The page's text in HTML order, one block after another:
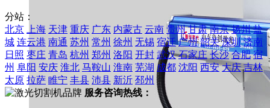
分站：
北京
上海 天津 重庆 广东 内蒙古 云南 贵州 甘肃 南京 扬州 盐
城 连云港 南通 苏州 常州 徐州 无锡 宿迁 广州 韶关 深圳 济南
日照 枣庄 青岛 杭州 郑州 洛阳 开封 武汉 石家庄 长沙 合肥 宿
州 阜阳 安庆 淮北 马鞍山 淮南 芜湖 成都 沈阳 西安 大庆 吉林
太原 拉萨 睢宁 丰县 沛县 新沂 邳州
服务咨询热线：